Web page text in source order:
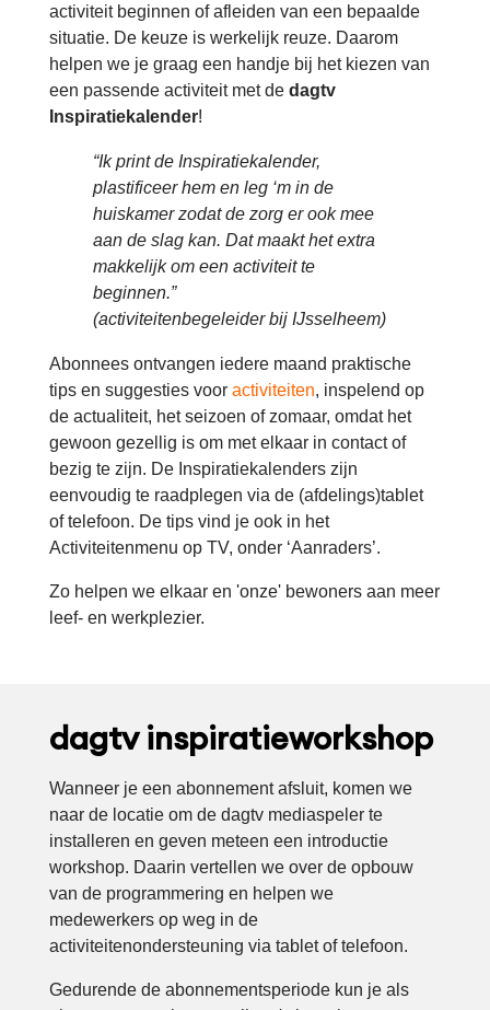
activiteit beginnen of afleiden van een bepaalde
situatie. De keuze is werkelijk reuze. Daarom
helpen we je graag een handje bij het kiezen van
een passende activiteit met de dagtv
Inspiratiekalender!
“Ik print de Inspiratiekalender,
plastificeer hem en leg ‘m in de
huiskamer zodat de zorg er ook mee
aan de slag kan. Dat maakt het extra
makkelijk om een activiteit te
beginnen.”
(activiteitenbegeleider bij IJsselheem)
Abonnees ontvangen iedere maand praktische
tips en suggesties voor activiteiten, inspelend op
de actualiteit, het seizoen of zomaar, omdat het
gewoon gezellig is om met elkaar in contact of
bezig te zijn. De Inspiratiekalenders zijn
eenvoudig te raadplegen via de (afdelings)tablet
of telefoon. De tips vind je ook in het
Activiteitenmenu op TV, onder ‘Aanraders’.
Zo helpen we elkaar en 'onze' bewoners aan meer
leef- en werkplezier.
dagtv inspiratieworkshop
Wanneer je een abonnement afsluit, komen we
naar de locatie om de dagtv mediaspeler te
installeren en geven meteen een introductie
workshop. Daarin vertellen we over de opbouw
van de programmering en helpen we
medewerkers op weg in de
activiteitenondersteuning via tablet of telefoon.
Gedurende de abonnementsperiode kun je als